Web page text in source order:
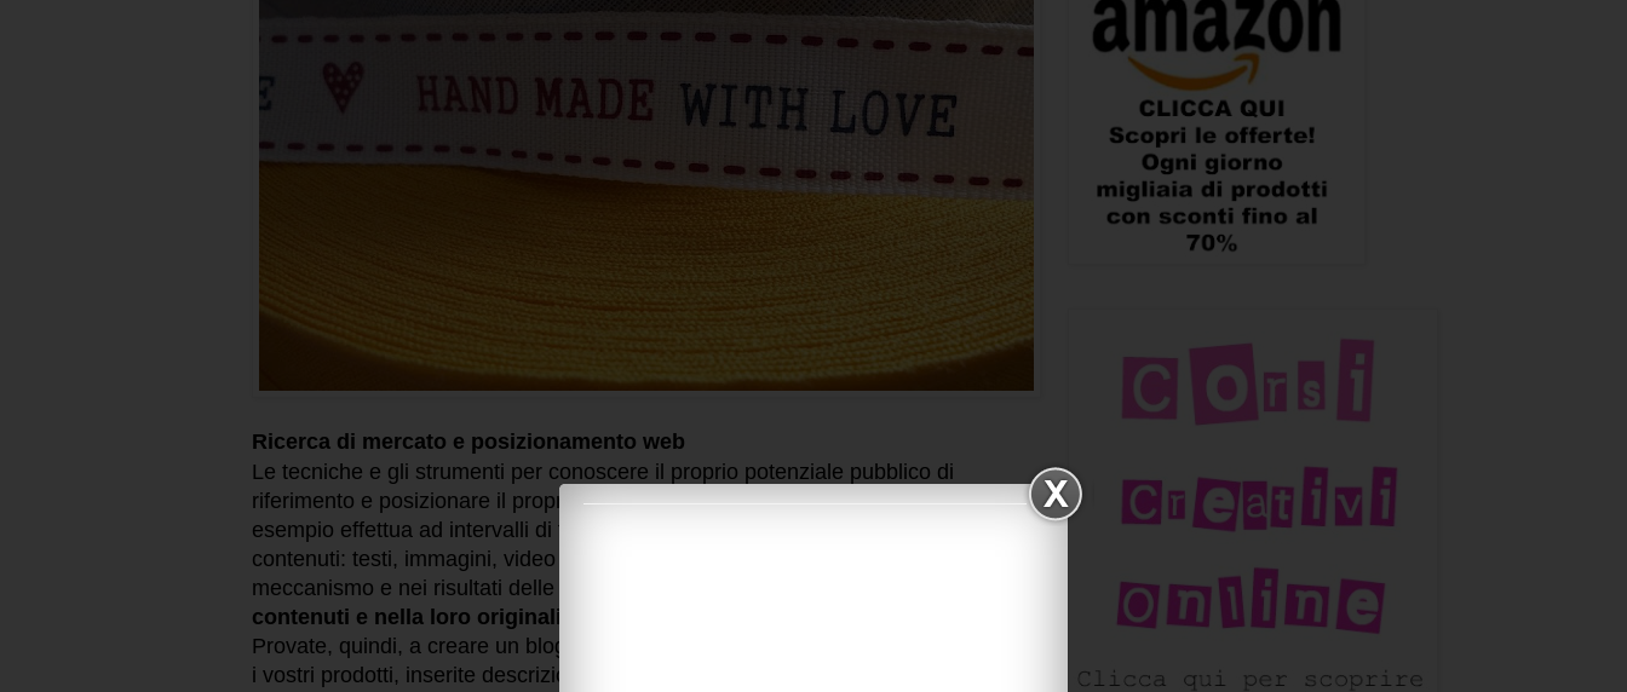
Ricerca di mercato e posizionamento web
Le tecniche e gli strumenti per conoscere il proprio potenziale pubblico di
riferimento e posizionare il proprio sito sul web sono molteplici. Google ad
esempio effettua ad intervalli di tempo regolari scansioni della rete in cerca di
contenuti: testi, immagini, video ecc... Come fare quindi per entrare nel
meccanismo e nei risultati delle ricerche? Il segreto principale risiede
contenuti e nella loro originalità e utilità
Provate, quindi, a creare un blog in cui raccontate la vostra attività, presentate
i vostri prodotti, inserite descrizioni dettagliate ed utilizzate gli strumenti di